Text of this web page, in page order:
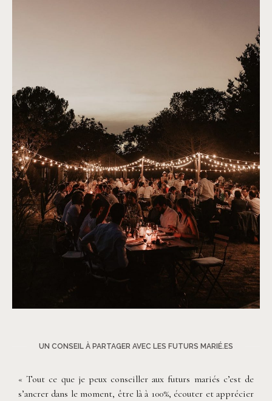
UN CONSEIL À PARTAGER AVEC LES FUTURS MARIÉ.ES
« Tout ce que je peux conseiller aux futurs mariés c’est de
s’ancrer dans le moment, être là à 100%, écouter et apprécier